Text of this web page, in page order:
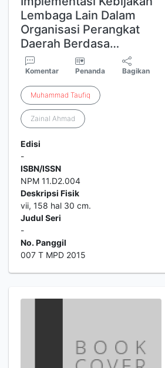
Lembaga Lain Dalam
Organisasi Perangkat
Daerah Berdasa…
Komentar Penanda Bagikan
Muhammad Taufiq
Zainal Ahmad
Edisi
-
ISBN/ISSN
NPM 11.D2.004
Deskripsi Fisik
vii, 158 hal 30 cm.
Judul Seri
-
No. Panggil
007 T MPD 2015